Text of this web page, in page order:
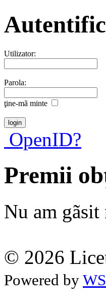
Utilizator:
Parola:
ţine-mã minte
OpenID?
Premii
Nu am gãsit
© 2026
Powered by